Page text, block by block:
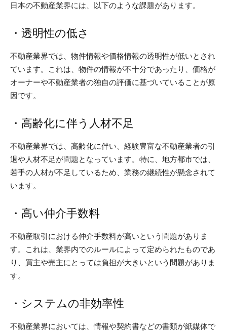
日本の不動産業界には、以下のような課題があります。
・透明性の低さ
不動産業界では、物件情報や価格情報の透明性が低いとされ
ています。これは、物件の情報が不十分であったり、価格が
オーナーや不動産業者の独自の評価に基づいていることが原
因です。
・高齢化に伴う人材不足
不動産業界では、高齢化に伴い、経験豊富な不動産業者の引
退や人材不足が問題となっています。特に、地方都市では、
若手の人材が不足しているため、業務の継続性が懸念されて
います。
・高い仲介手数料
不動産取引における仲介手数料が高いという問題がありま
す。これは、業界内でのルールによって定められたものであ
り、買主や売主にとっては負担が大きいという問題がありま
す。
・システムの非効率性
不動産業界においては、情報や契約書などの書類が紙媒体で